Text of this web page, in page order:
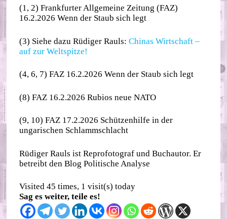
(1, 2) Frankfurter Allgemeine Zeitung (FAZ)
16.2.2026 Wenn der Staub sich legt
(3) Siehe dazu Rüdiger Rauls:Chinas Wirtschaft –
auf zur Weltspitze!
(4, 6, 7) FAZ 16.2.2026 Wenn der Staub sich legt
(8) FAZ 16.2.2026 Rubios neue NATO
(9, 10) FAZ 17.2.2026 Schützenhilfe in der
ungarischen Schlammschlacht
Rüdiger Rauls ist Reprofotograf und Buchautor. Er
betreibt den Blog Politische Analyse
Visited 45 times, 1 visit(s) today
Sag es weiter, teile es!